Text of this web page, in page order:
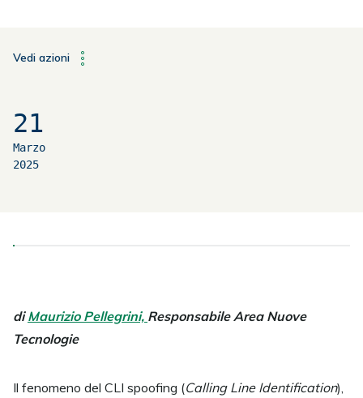
Vedi azioni
21
Marzo
2025
diMaurizio Pellegrini, Responsabile Area Nuove
Tecnologie
Il fenomeno del CLI spoofing (Calling Line Identification),